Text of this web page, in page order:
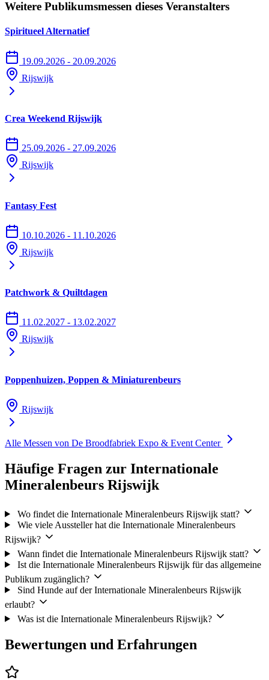
Weitere Publikumsmessen dieses Veranstalters
Spiritueel Alternatief
19.09.2026 - 20.09.2026
Rijswijk
Crea Weekend Rijswijk
25.09.2026 - 27.09.2026
Rijswijk
Fantasy Fest
10.10.2026 - 11.10.2026
Rijswijk
Patchwork & Quiltdagen
11.02.2027 - 13.02.2027
Rijswijk
Poppenhuizen, Poppen & Miniaturenbeurs
Rijswijk
Alle Messen von De Broodfabriek Expo & Event Center
Häufige Fragen zur Internationale
Mineralenbeurs Rijswijk
Wo findet die Internationale Mineralenbeurs Rijswijk statt?
Wie viele Aussteller hat die Internationale Mineralenbeurs
Rijswijk?
Wann findet die Internationale Mineralenbeurs Rijswijk statt?
Ist die Internationale Mineralenbeurs Rijswijk für das allgemeine
Publikum zugänglich?
Sind Hunde auf der Internationale Mineralenbeurs Rijswijk
erlaubt?
Was ist die Internationale Mineralenbeurs Rijswijk?
Bewertungen und Erfahrungen